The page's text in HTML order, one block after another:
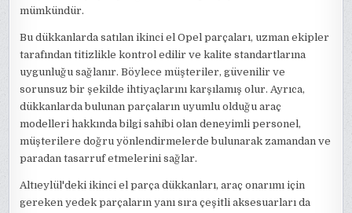
mümkündür.
Bu dükkanlarda satılan ikinci el Opel parçaları, uzman ekipler
tarafından titizlikle kontrol edilir ve kalite standartlarına
uygunluğu sağlanır. Böylece müşteriler, güvenilir ve
sorunsuz bir şekilde ihtiyaçlarını karşılamış olur. Ayrıca,
dükkanlarda bulunan parçaların uyumlu olduğu araç
modelleri hakkında bilgi sahibi olan deneyimli personel,
müşterilere doğru yönlendirmelerde bulunarak zamandan ve
paradan tasarruf etmelerini sağlar.
Altıeylül'deki ikinci el parça dükkanları, araç onarımı için
gereken yedek parçaların yanı sıra çeşitli aksesuarları da